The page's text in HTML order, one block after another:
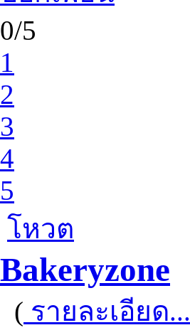
0/5
1
2
3
4
5
โหวต
Bakeryzone
( รายละเอียด...